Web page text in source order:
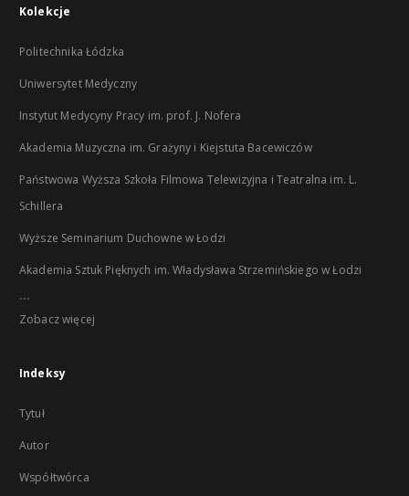
Kolekcje
Politechnika Łódzka
Uniwersytet Medyczny
Instytut Medycyny Pracy im. prof. J. Nofera
Akademia Muzyczna im. Grażyny i Kiejstuta Bacewiczów
Państwowa Wyższa Szkoła Filmowa Telewizyjna i Teatralna im. L.
Schillera
Wyższe Seminarium Duchowne w Łodzi
Akademia Sztuk Pięknych im. Władysława Strzemińskiego w Łodzi
...
Zobacz więcej
Indeksy
Tytuł
Autor
Współtwórca